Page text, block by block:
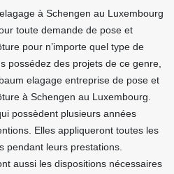
à Schengen au Luxembourg
toute demande de pose et
pour n’importe quel type de
possédez des projets de ce genre,
elagage entreprise de pose et
à Schengen au Luxembourg.
possèdent plusieurs années
Elles appliqueront toutes les
pendant leurs prestations.
aussi les dispositions nécessaires